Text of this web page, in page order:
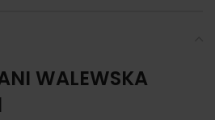
WALEWSKA